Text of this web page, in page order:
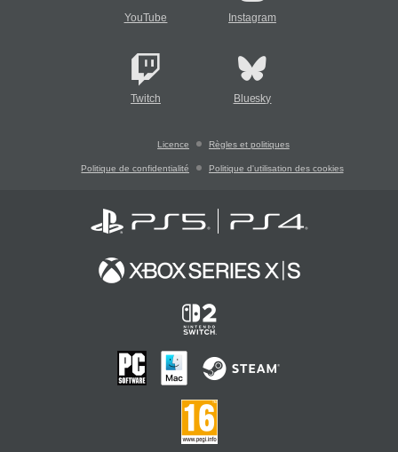
YouTube Instagram
Twitch Bluesky
Licence Règles et politiques
Politique de confidentialité Politique d'utilisation des cookies